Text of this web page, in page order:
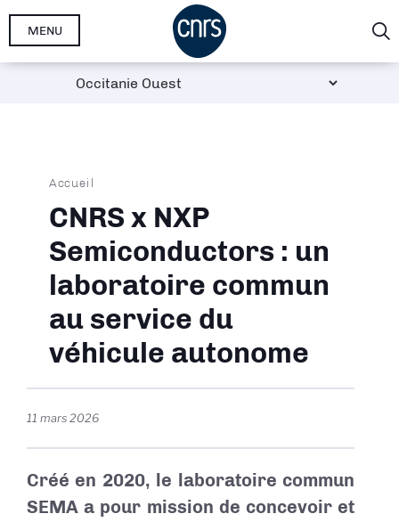
Aller
MENU
Fil
d'Ariane
Accueil
CNRS x NXP
Semiconductors : un
laboratoire commun
au service du
véhicule autonome
11 mars 2026
Créé en 2020, le laboratoire commun
SEMA a pour mission de concevoir et